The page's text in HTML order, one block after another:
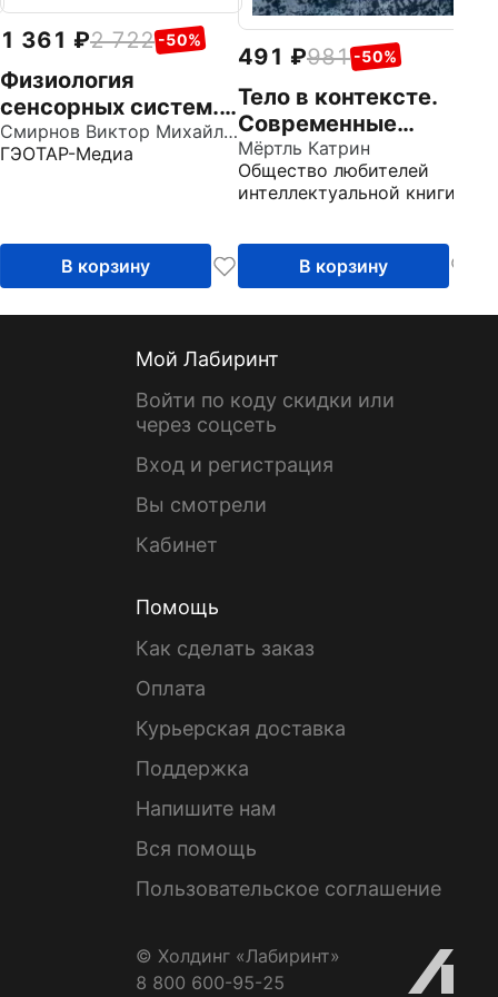
1 361 2 722 -50%
Физиология
сенсорных систем.
Высшая нервная и
психическая
пособие
Смирнов Виктор Михайлович
ГЭОТАР-Медиа
В корзину
491 981 -50%
Тело в контексте.
Современные
подходы к
психосоматике
Мёртль Катрин
Общество любителей
интеллектуальной книги
В корзину
Мой Лабиринт
Войти по коду скидки или
через соцсеть
Вход и регистрация
Вы смотрели
Кабинет
Помощь
Как сделать заказ
Оплата
Курьерская доставка
Поддержка
Напишите нам
Вся помощь
Пользовательское соглашение
© Холдинг «Лабиринт»
8 800 600-95-25